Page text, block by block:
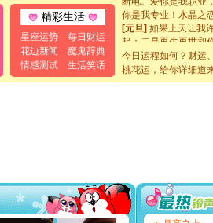
精彩生活
星座运势
每日财运
花边新闻
魔鬼辞典
情感测试
生活笑话
你是我专业！水晶之
[元旦]如果上天让我
起；二是再生再世和
[元旦]当我狠下心扭
泣，这痛楚让我明白
[圣诞节]圣诞节到了
你太多，只有给你五
要平安！千万要知足
[圣诞节]不只这样的
今日运程如何？财运
桃花运，给你详细道